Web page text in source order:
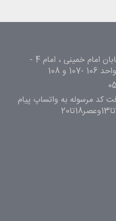
خـراسان رضوی کاشمـر ، خیابان امام خمینی ، امام 4 -
و 108
دریافت کد مرسوله به واتساپ پیام